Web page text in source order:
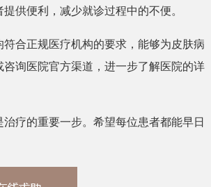
供便利，减少就诊过程中的不便。
合正规医疗机构的要求，能够为皮肤病
询医院官方渠道，进一步了解医院的详
疗的重要一步。希望每位患者都能早日